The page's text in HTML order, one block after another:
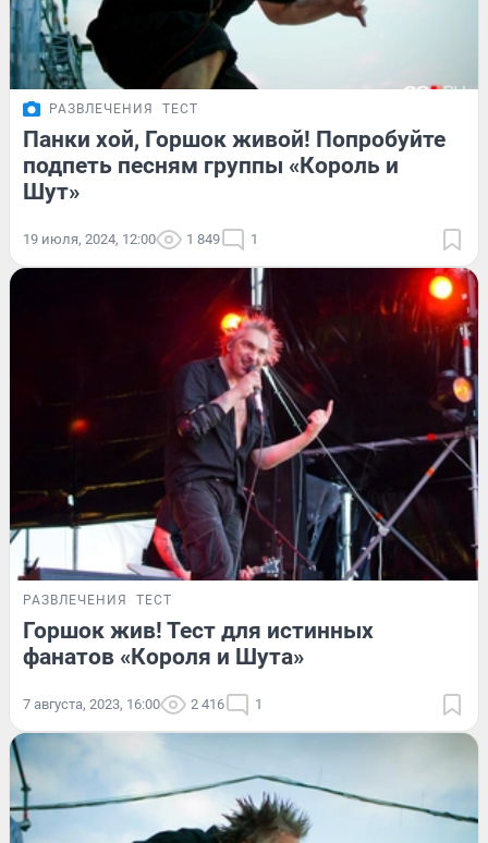
РАЗВЛЕЧЕНИЯ ТЕСТ
Панки хой, Горшок живой! Попробуйте
подпеть песням группы «Король и
Шут»
19 июля, 2024, 12:00 1 849 1
РАЗВЛЕЧЕНИЯ ТЕСТ
Горшок жив! Тест для истинных
фанатов «Короля и Шута»
7 августа, 2023, 16:00 2 416 1